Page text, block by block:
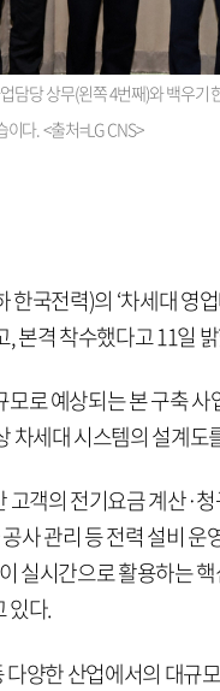
담당 상무(왼쪽 4번째)와 백우
다. <출처=LG CNS>
한국전력)의 ‘차세대 영
, 본격 착수했다고 11일
로 예상되는 본 구축
차세대 시스템의 설계도
객의 전기요금 계산·
사 관리 등 전력 설비
실시간으로 활용하는
있다.
다양한 산업에서의 대규